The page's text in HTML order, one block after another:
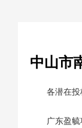
中山市
各潜在投
广东盈